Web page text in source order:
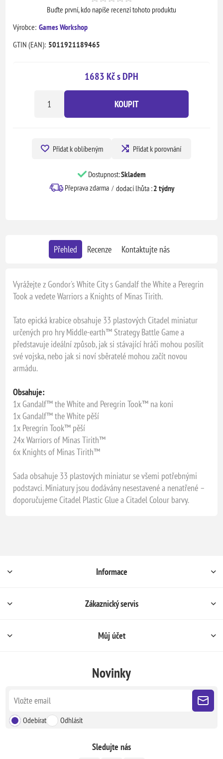
Buďte první, kdo napíše recenzi tohoto produktu
Výrobce: Games Workshop
GTIN (EAN): 5011921189465
1683 Kč s DPH
KOUPIT
Přidat k oblíbeným Přidat k porovnání
Dostupnost:Skladem
Přeprava zdarma
dodací lhůta :2 týdny
Přehled Recenze Kontaktujte nás
Vyrážejte z Gondor's White City s Gandalf the White a Peregrin
Took a vedete Warriors a Knights of Minas Tirith.
Tato epická krabice obsahuje 33 plastových Citadel miniatur
určených pro hry Middle-earth™ Strategy Battle Game a
představuje ideální způsob, jak si stávající hráči mohou posílit
své vojska, nebo jak si noví sběratelé mohou začít novou
armádu.
Obsahuje:
1x Gandalf™ the White and Peregrin Took™ na koni
1x Gandalf™ the White pěší
1x Peregrin Took™ pěší
24x Warriors of Minas Tirith™
6x Knights of Minas Tirith™
Sada obsahuje 33 plastových miniatur se všemi potřebnými
podstavci. Miniatury jsou dodávány nesestavené a nenatřené –
doporučujeme Citadel Plastic Glue a Citadel Colour barvy.
Informace
Zákaznický servis
Můj účet
Novinky
Odebírat Odhlásit
Sledujte nás